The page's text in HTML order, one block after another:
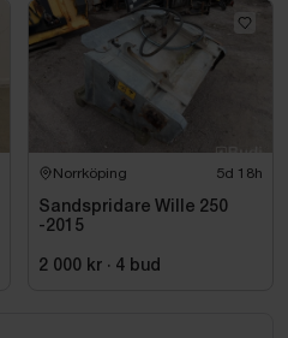
Norrköping 5d 18h
Sandspridare Wille 250
-2015
2 000 kr · 4 bud